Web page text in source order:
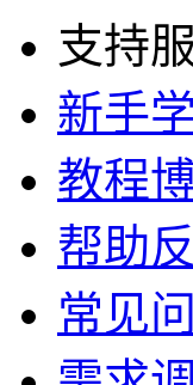
mp4
gif图
gif图
gif尺
gif图
gif动